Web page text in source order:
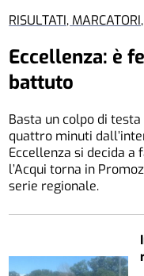
RISULTATI,
Eccellenza: è
battuto
Basta un colpo di
quattro minuti
Eccellenza si decida a
l’Acqui torna in
serie regionale.